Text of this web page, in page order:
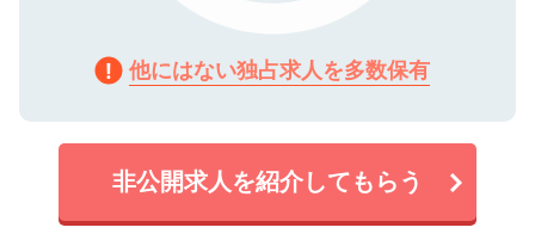
他にはない独占求人を多数保有
非公開求人を紹介してもらう